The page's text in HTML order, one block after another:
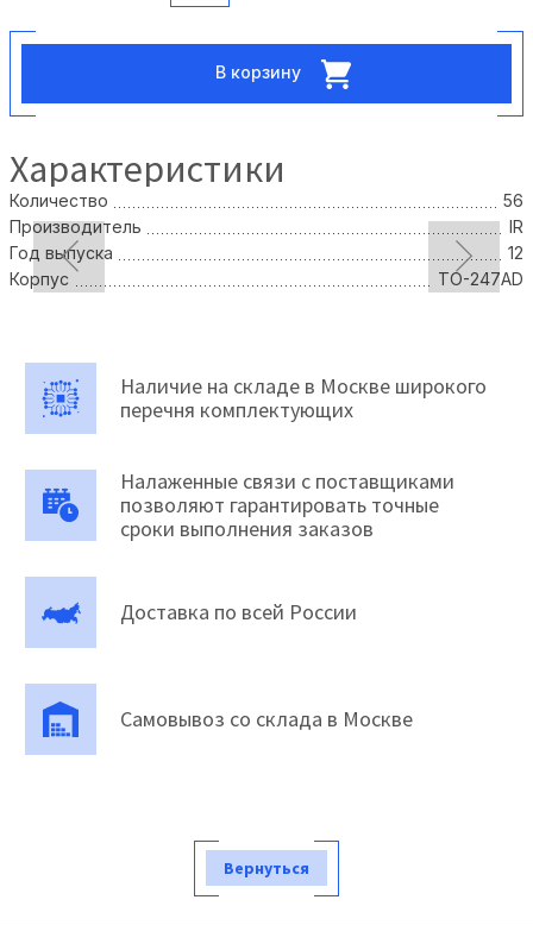
В корзину
Характеристики
Количество
56
Производитель
IR
Год выпуска
12
Корпус
ТО-247AD
Наличие на складе в Москве широкого
перечня комплектующих
Налаженные связи с поставщиками
позволяют гарантировать точные
сроки выполнения заказов
Доставка по всей России
Самовывоз со склада в Москве
Вернуться